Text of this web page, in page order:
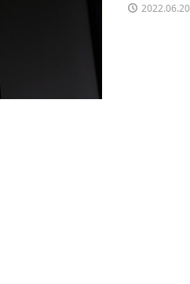
2022.06.20